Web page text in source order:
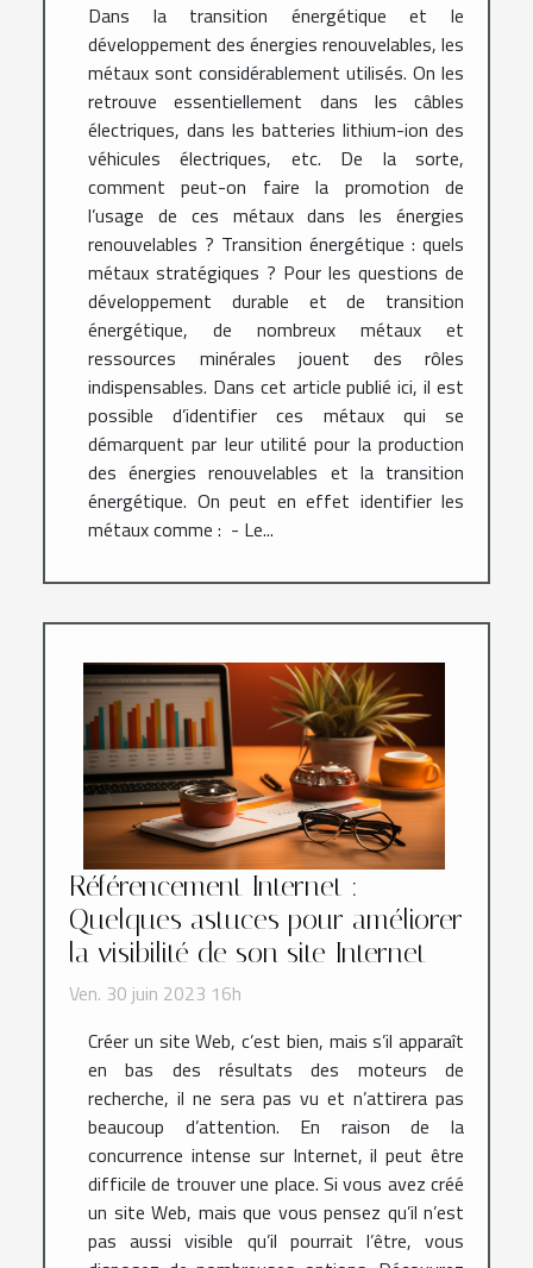
Dans la transition énergétique et le
développement des énergies renouvelables, les
métaux sont considérablement utilisés. On les
retrouve essentiellement dans les câbles
électriques, dans les batteries lithium-ion des
véhicules électriques, etc. De la sorte,
comment peut-on faire la promotion de
l’usage de ces métaux dans les énergies
renouvelables ? Transition énergétique : quels
métaux stratégiques ? Pour les questions de
développement durable et de transition
énergétique, de nombreux métaux et
ressources minérales jouent des rôles
indispensables. Dans cet article publié ici, il est
possible d’identifier ces métaux qui se
démarquent par leur utilité pour la production
des énergies renouvelables et la transition
énergétique. On peut en effet identifier les
métaux comme : - Le...
Référencement Internet :
Quelques astuces pour améliorer
la visibilité de son site Internet
Ven. 30 juin 2023 16h
Créer un site Web, c’est bien, mais s’il apparaît
en bas des résultats des moteurs de
recherche, il ne sera pas vu et n’attirera pas
beaucoup d’attention. En raison de la
concurrence intense sur Internet, il peut être
difficile de trouver une place. Si vous avez créé
un site Web, mais que vous pensez qu’il n’est
pas aussi visible qu’il pourrait l’être, vous